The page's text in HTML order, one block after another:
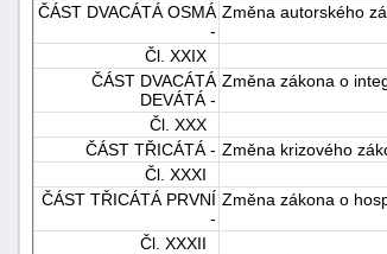
ČÁST DVACÁTÁ OSMÁ
-
Změna autorského
Čl. XXIX
ČÁST DVACÁTÁ
DEVÁTÁ -
Změna zákona o
Čl. XXX
ČÁST TŘICÁTÁ - Změna krizového
Čl. XXXI
ČÁST TŘICÁTÁ PRVNÍ
-
Změna zákona o
Čl. XXXII